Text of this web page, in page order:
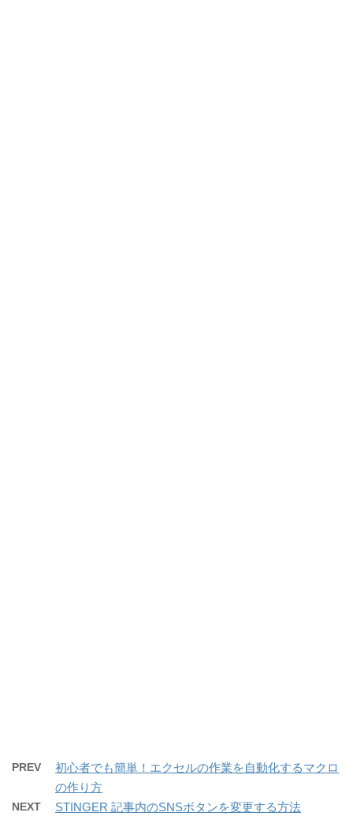
PREV
初心者でも簡単！エクセルの作業を自動化するマクロ
の作り方
NEXT STINGER 記事内のSNSボタンを変更する方法